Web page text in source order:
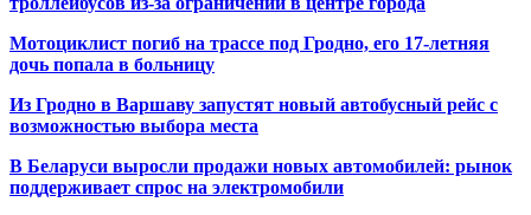
Мотоциклист погиб на трассе под Гродно, его 17-летняя
дочь попала в больницу
Из Гродно в Варшаву запустят новый автобусный рейс с
возможностью выбора места
В Беларуси выросли продажи новых автомобилей: рынок
поддерживает спрос на электромобили